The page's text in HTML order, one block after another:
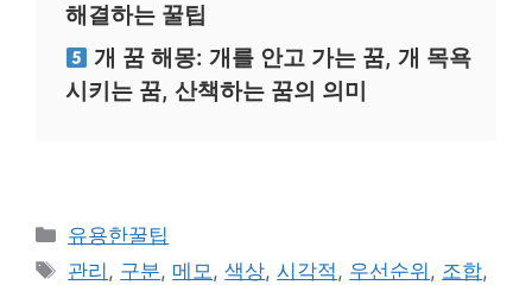
해결하는 꿀팁
개 꿈 해몽: 개를 안고 가는 꿈, 개 목욕
시키는 꿈, 산책하는 꿈의 의미
카
테
유용한꿀팁
태
관리 , 구분, 메모,색상,시각적, 우선순위 , 조합,